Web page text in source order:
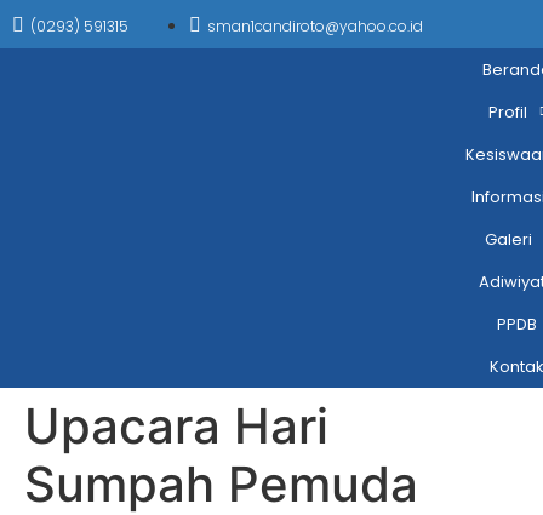
(0293) 591315 sman1candiroto@yahoo.co.id
Profil
Galeri
PPDB
Upacara Hari
Sumpah Pemuda